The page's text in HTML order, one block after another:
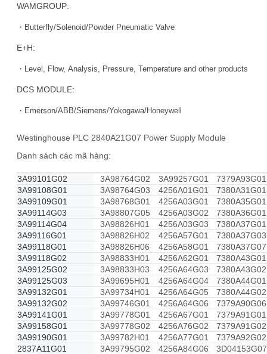
WAMGROUP:
・Butterfly/Solenoid/Powder Pneumatic Valve
E+H:
・Level, Flow, Analysis, Pressure, Temperature and other products
DCS MODULE:
・Emerson/ABB/Siemens/Yokogawa/Honeywell
Westinghouse PLC 2840A21G07 Power Supply Module
Danh sách các mã hàng:
3A99101G02 3A98764G02 3A99257G01
7379A93G01
3A99108G01
3A98764G03 4256A01G01
7380A31G01
3A99109G01
3A98768G01 4256A03G01
7380A35G01
3A99114G03
3A98807G05 4256A03G02
7380A36G01
3A99114G04
3A98826H01 4256A03G03
7380A37G01
3A99116G01
3A98826H02 4256A57G01
7380A37G03
3A99118G01
3A98826H06 4256A58G01
7380A37G07
3A99118G02
3A98833H01 4256A62G01
7380A43G01
3A99125G02
3A98833H03 4256A64G03
7380A43G02
3A99125G03
3A99695H01 4256A64G04
7380A44G01
3A99132G01
3A99734H01 4256A64G05
7380A44G02
3A99132G02
3A99746G01 4256A64G06
7379A90G06
3A99141G01
3A99778G01 4256A67G01
7379A91G01
3A99158G01
3A99778G02 4256A76G02
7379A91G02
3A99190G01
3A99782H01 4256A77G01
7379A92G02
2837A11G01
3A99795G02 4256A84G06
3D04153G07